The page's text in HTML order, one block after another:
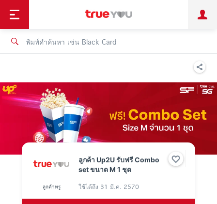
ลูกค้าบุคคล ลูกค้าองค์กร
ช้อป
เทรนด์เทคโนโลยี
ลูกค้า Up2U รับฟรี Combo
set ขนาด M 1 ชุด
ลูกค้าทรู ใช้ได้ถึง 31 มี.ค. 2570